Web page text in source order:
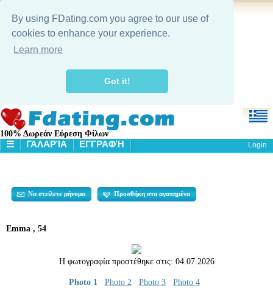
By using FDating.com you agree to our use of
cookies to enhance your experience.
Learn more
Got it!
100% Δωρεάν Εύρεση Φίλων
☰
ΑΝΑΖΉΤΗΣΗ
ΓΑΛΑΡΊΑ ΕΓΓΡΑΦΉ Login
Να στείλετε μήνυμα Προσθήκη στα αγαπημένα
Emma , 54
Η φωτογραφία προστέθηκε στις: 04.07.2026
Photo 1 Photo 2 Photo 3
Photo 4